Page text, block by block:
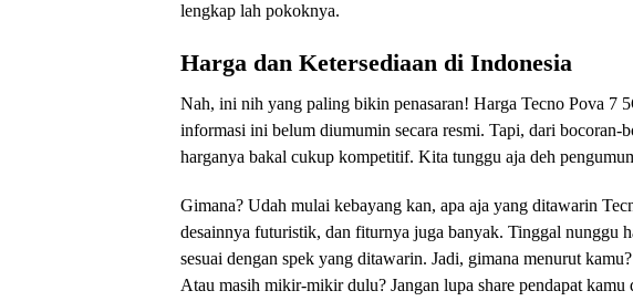
lengkap lah pokoknya.
Harga dan Ketersediaan di Indonesia
Nah, ini nih yang paling bikin penasaran! Harga Tecno Pova 7
informasi ini belum diumumin secara resmi. Tapi, dari bocoran-
harganya bakal cukup kompetitif. Kita tunggu aja deh
Gimana? Udah mulai kebayang kan, apa aja yang ditawarin
desainnya futuristik, dan fiturnya juga banyak. Tinggal nunggu
sesuai dengan spek yang ditawarin. Jadi, gimana menurut
Atau masih mikir-mikir dulu? Jangan lupa share pendapat